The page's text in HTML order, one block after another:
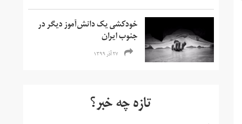
خودکشی یک دانش‌آموز دیگر در
جنوب ایران
۲۷ آذر ۱۳۹۹
تازه چه خبر؟